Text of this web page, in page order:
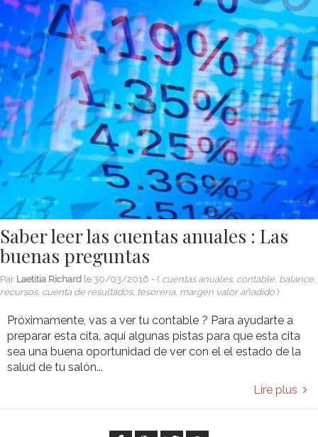
Saber leer las cuentas anuales : Las
buenas preguntas
Par Laetitia Richard le 30/03/2016 - ( cuentas anuales, contable, balance,
recursos, cuenta de resultados, tesorería, margen valor añadido )
Próximamente, vas a ver tu contable ? Para ayudarte a
preparar esta cita, aquí algunas pistas para que esta cita
sea una buena oportunidad de ver con el el estado de la
salud de tu salón...
Lire plus